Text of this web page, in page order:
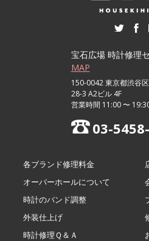
宝石広場 時計修理
MAP
150-0042 東京都渋谷
28-3 A2ビル 4F
営業時間 11:00 〜
03-
各ブランド修理料金
オーバーホールについて
時計のバンド調整
外装仕上げ
時計修理Ｑ＆Ａ